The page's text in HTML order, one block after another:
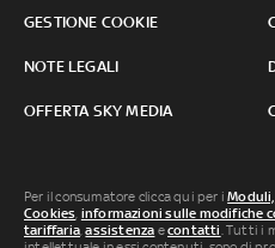
GESTIONE COOKIE
NOTE LEGALI
OFFERTA SKY MEDIA
Per il consumatore clicca qui per i
Cookies, informazioni sulle modifiche
tariffaria,assistenza econtatti. Tutti i